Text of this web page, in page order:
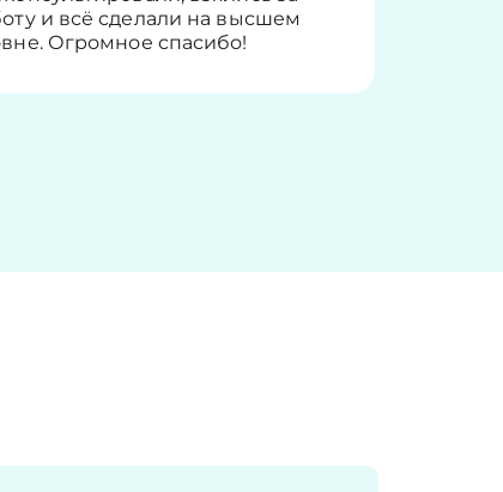
и всё сделали на высшем
Огромное спасибо!